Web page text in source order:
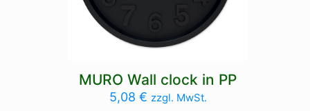
MURO Wall clock in PP
5,08 € zzgl. MwSt.